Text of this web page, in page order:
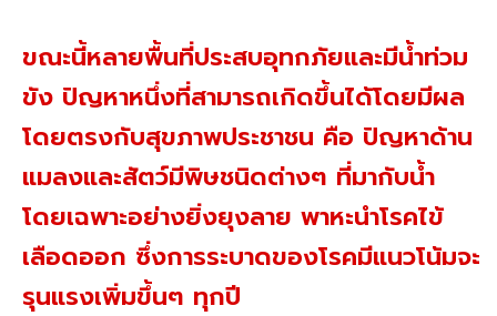
ขณะนี้หลายพื้นที่ประสบอุทกภัยและมีน้ำท่วม
ขัง ปัญหาหนึ่งที่สามารถเกิดขึ้นได้โดยมีผล
โดยตรงกับสุขภาพประชาชน คือ ปัญหาด้าน
แมลงและสัตว์มีพิษชนิดต่างๆ ที่มากับน้ำ
โดยเฉพาะอย่างยิ่งยุงลาย พาหะนำโรคไข้
เลือดออก ซึ่งการระบาดของโรคมีแนวโน้มจะ
รุนแรงเพิ่มขึ้นๆ ทุกปี